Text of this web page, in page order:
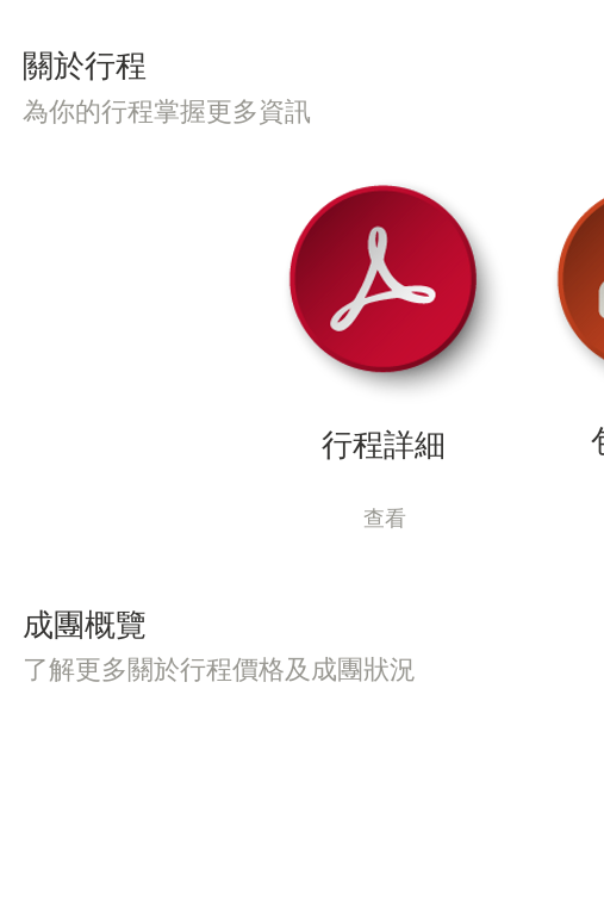
​關於行程
為你的行程掌握更多資訊
行程詳細
查看
成團概覽
了解更多關於行程價格及成團狀況